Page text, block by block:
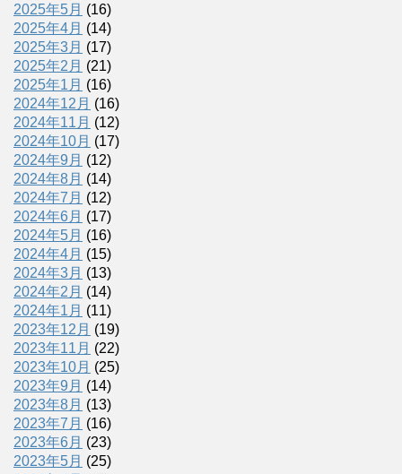
2025年5月 (16)
2025年4月 (14)
2025年3月 (17)
2025年2月 (21)
2025年1月 (16)
2024年12月 (16)
2024年11月 (12)
2024年10月 (17)
2024年9月 (12)
2024年8月 (14)
2024年7月 (12)
2024年6月 (17)
2024年5月 (16)
2024年4月 (15)
2024年3月 (13)
2024年2月 (14)
2024年1月 (11)
2023年12月 (19)
2023年11月 (22)
2023年10月 (25)
2023年9月 (14)
2023年8月 (13)
2023年7月 (16)
2023年6月 (23)
2023年5月 (25)